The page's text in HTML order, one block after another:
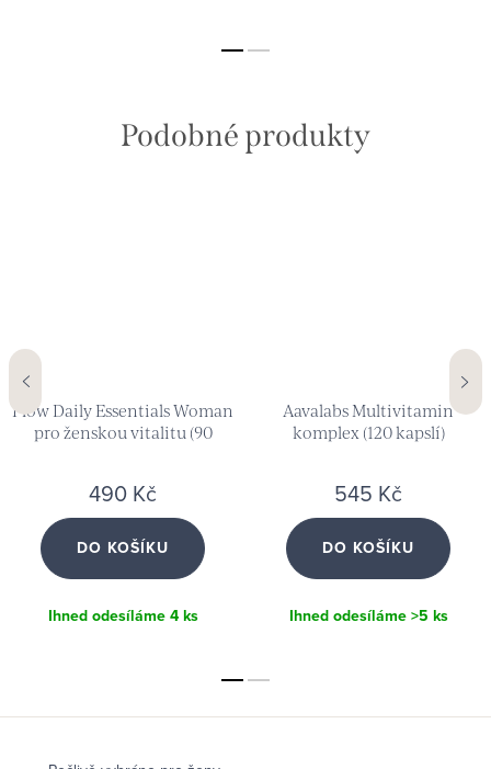
Flow Daily Essentials Woman
pro ženskou vitalitu (90
490 Kč
DO KOŠÍKU
Ihned odesíláme4 ks
Aavalabs Multivitamin
komplex (120 kapslí)
545 Kč
DO KOŠÍKU
Ihned odesíláme>5 ks